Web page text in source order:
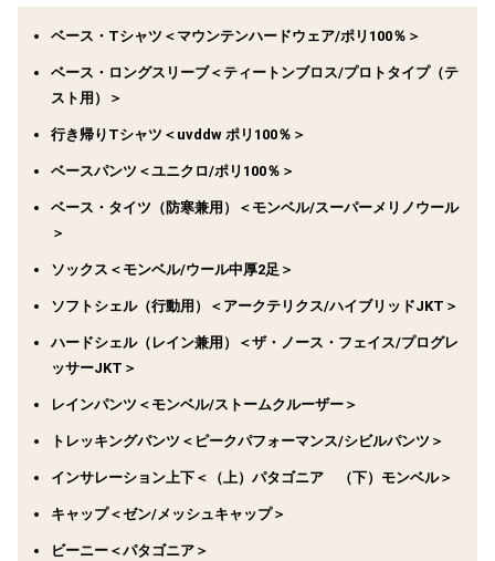
ベース・Tシャツ＜マウンテンハードウェア/ポリ100％＞
ベース・ロングスリーブ＜ティートンブロス/プロトタイプ（テ
スト用）＞
行き帰りTシャツ＜uvddw ポリ100％＞
ベースパンツ＜ユニクロ/ポリ100％＞
ベース・タイツ（防寒兼用）＜モンベル/スーパーメリノウール
＞
ソックス＜モンベル/ウール中厚2足＞
ソフトシェル（行動用）＜アークテリクス/ハイブリッドJKT＞
ハードシェル（レイン兼用）＜ザ・ノース・フェイス/プログレ
ッサーJKT＞
レインパンツ＜モンベル/ストームクルーザー＞
トレッキングパンツ＜ピークパフォーマンス/シビルパンツ＞
インサレーション上下＜（上）パタゴニア （下）モンベル＞
キャップ＜ゼン/メッシュキャップ＞
ビーニー＜パタゴニア＞